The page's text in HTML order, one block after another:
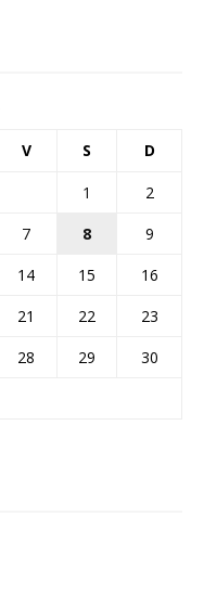
V S D
1
2
7 8
9
14 15
16
21 22
23
28 29
30